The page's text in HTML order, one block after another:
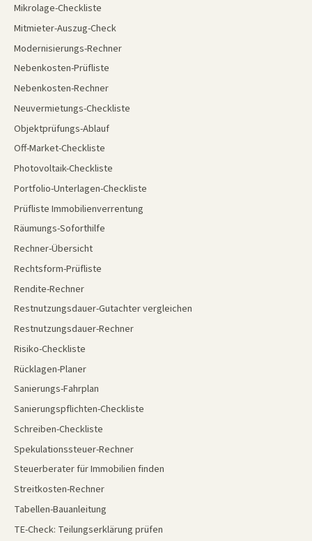
Mikrolage-Checkliste
Mitmieter-Auszug-Check
Modernisierungs-Rechner
Nebenkosten-Prüfliste
Nebenkosten-Rechner
Neuvermietungs-Checkliste
Objektprüfungs-Ablauf
Off-Market-Checkliste
Photovoltaik-Checkliste
Portfolio-Unterlagen-Checkliste
Prüfliste Immobilienverrentung
Räumungs-Soforthilfe
Rechner-Übersicht
Rechtsform-Prüfliste
Rendite-Rechner
Restnutzungsdauer-Gutachter vergleichen
Restnutzungsdauer-Rechner
Risiko-Checkliste
Rücklagen-Planer
Sanierungs-Fahrplan
Sanierungspflichten-Checkliste
Schreiben-Checkliste
Spekulationssteuer-Rechner
Steuerberater für Immobilien finden
Streitkosten-Rechner
Tabellen-Bauanleitung
TE-Check: Teilungserklärung prüfen